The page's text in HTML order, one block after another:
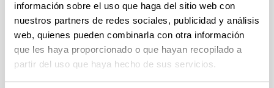
información sobre el uso que haga del sitio web con
nuestros partners de redes sociales, publicidad y análisis
web, quienes pueden combinarla con otra información
que les haya proporcionado o que hayan recopilado a
partir del uso que haya hecho de sus servicios.
implicados en el impacto medioambiental del uso de
tecnologías de fabricación digital. DYNA. Vol.: 6 Núm.:
95 pp: 587-590
Laskurain, I., Heras-Saizarbitoria, I., Casadesús, M.
(2019) Do energy management systems add value to
firms with environmental management